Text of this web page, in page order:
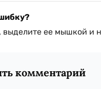
выделите ее мышкой и
комментарий